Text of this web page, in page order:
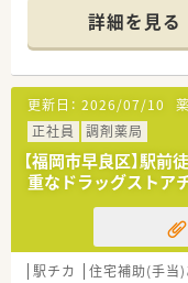
を高めたいとい
■調剤薬局での
欲と学ぶ姿勢が
【法人特徴につい
■東証グロース市
で事業を拡大し
■福岡県におけ
ディングカンパ
■現場の声を反映
師の業務負担軽
【こんな方にオス
■今後ますます需
詳細を見る
更新日： 2026/07/10
正社員
調剤薬局
【福岡市早良区】駅
重なドラッグストア
駅チカ 住宅補助(手当)